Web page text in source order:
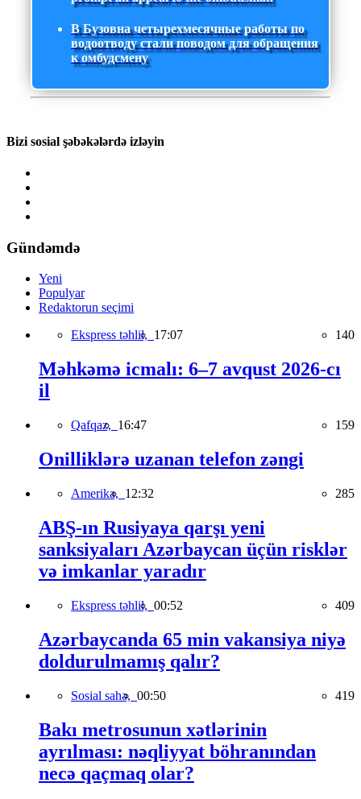
В Бузовна четырехмесячные работы по
водоотводу стали поводом для обращения
к омбудсмену
Bizi sosial şəbəkələrdə izləyin
Gündəmdə
Yeni
Populyar
Redaktorun seçimi
Ekspress təhlil, 17:07 140
Məhkəmə icmalı: 6–7 avqust 2026-cı
il
Qafqaz, 16:47 159
Onilliklərə uzanan telefon zəngi
Amerika, 12:32 285
ABŞ-ın Rusiyaya qarşı yeni
sanksiyaları Azərbaycan üçün risklər
və imkanlar yaradır
Ekspress təhlil, 00:52 409
Azərbaycanda 65 min vakansiya niyə
doldurulmamış qalır?
Sosial sahə, 00:50 419
Bakı metrosunun xətlərinin
ayrılması: nəqliyyat böhranından
necə qaçmaq olar?